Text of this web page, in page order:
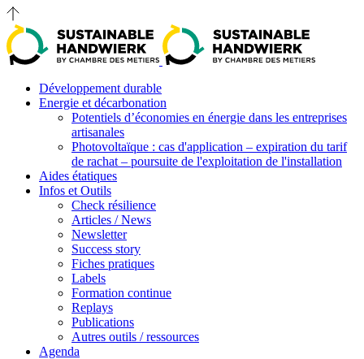
Développement durable
Energie et décarbonation
Potentiels d’économies en énergie dans les entreprises
artisanales
Photovoltaïque : cas d'application – expiration du tarif
de rachat – poursuite de l'exploitation de l'installation
Aides étatiques
Infos et Outils
Check résilience
Articles / News
Newsletter
Success story
Fiches pratiques
Labels
Formation continue
Replays
Publications
Autres outils / ressources
Agenda